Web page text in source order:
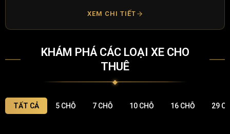
XEM CHI TIẾT
KHÁM PHÁ CÁC LOẠI XE CHO
THUÊ
TẤT CẢ 5 CHỖ 7 CHỖ 10 CHỖ 16 CHỖ 29